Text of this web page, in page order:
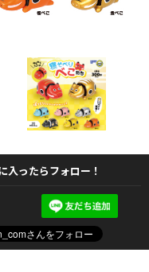
入ったらフォロー！